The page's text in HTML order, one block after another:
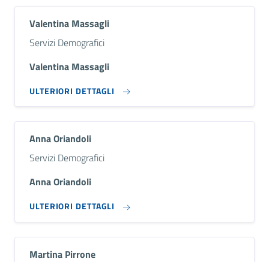
Valentina Massagli
Descrizione breve
Servizi Demografici
Valentina Massagli
ULTERIORI DETTAGLI
Anna Oriandoli
Descrizione breve
Servizi Demografici
Anna Oriandoli
ULTERIORI DETTAGLI
Martina Pirrone